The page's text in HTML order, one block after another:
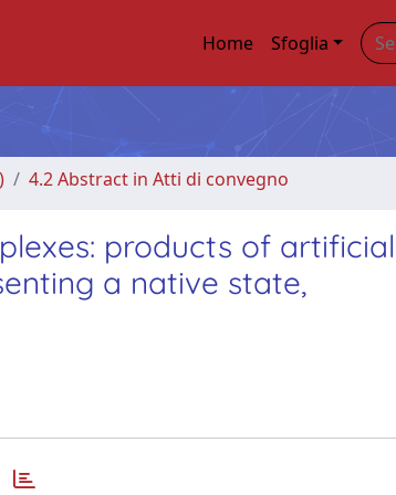
Home Sfoglia
4.2 Abstract in Atti di convegno
products of artificial
a native state,